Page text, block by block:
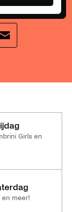
Effenaar
op
Girls en
en meer!